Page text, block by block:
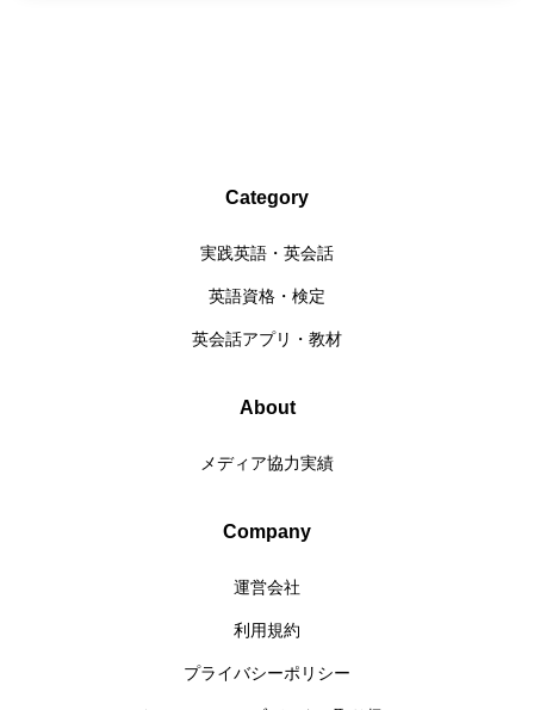
Category
実践英語・英会話
英語資格・検定
英会話アプリ・教材
About
メディア協力実績
Company
運営会社
利用規約
プライバシーポリシー